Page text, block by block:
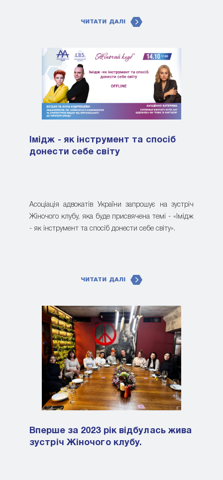
ЧИТАТИ ДАЛІ
Імідж - як інструмент та спосіб
донести себе світу
Асоціація адвокатів України запрошує на зустріч
Жіночого клубу, яка буде присвячена темі - «Імідж
- як інструмент та спосіб донести себе світу».
ЧИТАТИ ДАЛІ
Вперше за 2023 рік відбулась жива
зустріч Жіночого клубу.